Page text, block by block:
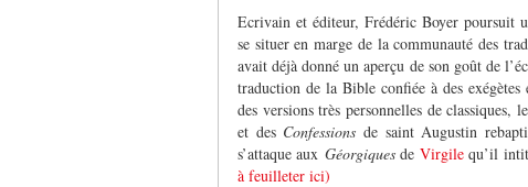
Ecrivain et éditeur, Frédéric Boyer poursuit
se situer en marge de la communauté des
avait déjà donné un aperçu de son goût de
traduction de la Bible confiée à des
des versions très personnelles de classiques,
et des Confessionsde saint Augustin
s’attaque aux Géorgiquesde Virgilequ’il
à feuilleter ici)